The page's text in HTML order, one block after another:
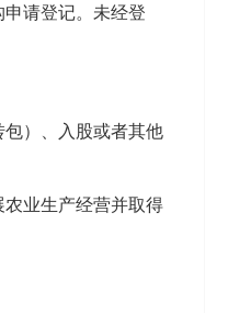
请登记。未经登
）、入股或者其他
业生产经营并取得